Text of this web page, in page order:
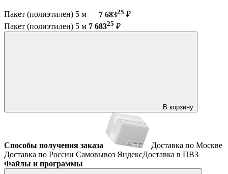
Пакет (полиэтилен) 5 м — 7 68325 ₽
Пакет (полиэтилен) 5 м 7 68325 ₽
В корзину
Способы получения заказа
Доставка по Москве
Доставка по России Самовывоз ЯндексДоставка в ПВЗ
Файлы и программы